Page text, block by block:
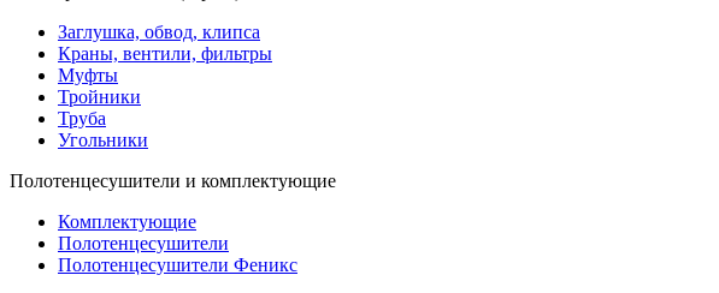
Заглушка, обвод, клипса
Краны, вентили, фильтры
Муфты
Тройники
Труба
Угольники
Полотенцесушители и комплектующие
Комплектующие
Полотенцесушители
Полотенцесушители Феникс